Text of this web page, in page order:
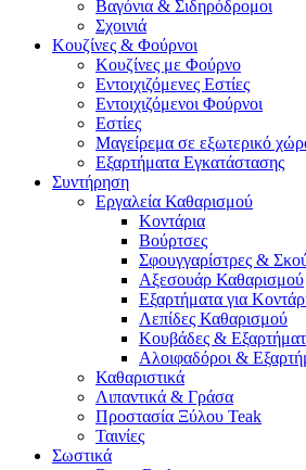
Βαγόνια & Σιδηρόδρομοι
Σχοινιά
Κουζίνες & Φούρνοι
Κουζίνες με Φούρνο
Εντοιχιζόμενες Εστίες
Εντοιχιζόμενοι Φούρνοι
Εστίες
Μαγείρεμα σε εξωτερικό
Εξαρτήματα Εγκατάστασης
Συντήρηση
Εργαλεία Καθαρισμού
Κοντάρια
Βούρτσες
Σφουγγαρίστρες &
Αξεσουάρ Καθαρισμού
Εξαρτήματα για
Λεπίδες Καθαρισμού
Κουβάδες &
Αλοιφαδόροι &
Καθαριστικά
Λιπαντικά & Γράσα
Προστασία Ξύλου Teak
Ταινίες
Σωστικά